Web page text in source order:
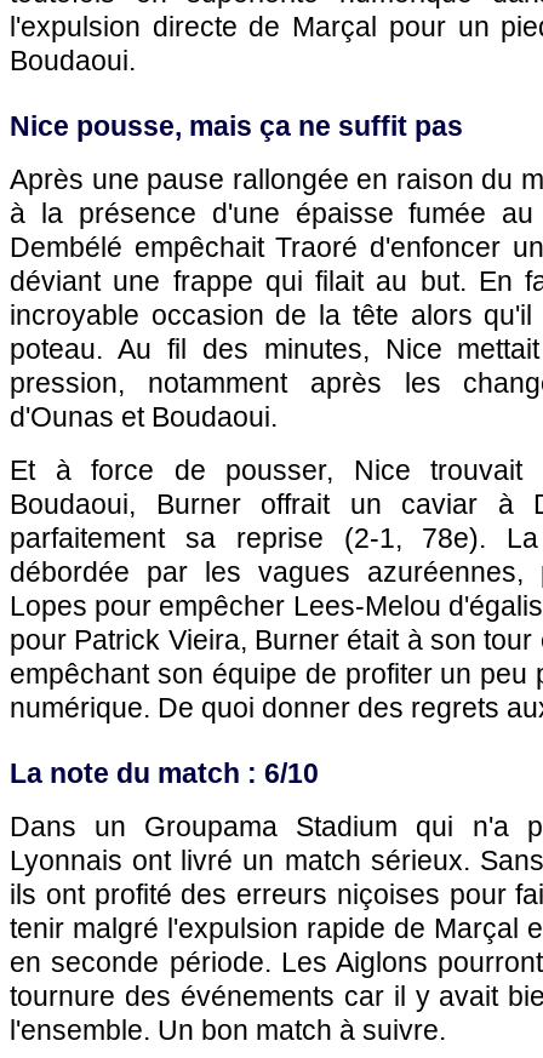
l'expulsion directe de Marçal pour un
Boudaoui.
Nice pousse, mais ça ne suffit pas
Après une pause rallongée en raison du
à la présence d'une épaisse fumée au
Dembélé empêchait Traoré d'enfoncer
déviant une frappe qui filait au but. En
incroyable occasion de la tête alors
poteau. Au fil des minutes, Nice
pression, notamment après les
d'Ounas et Boudaoui.
Et à force de pousser, Nice trouvait
Boudaoui, Burner offrait un caviar à
parfaitement sa reprise (2-1, 78e).
débordée par les vagues azuréennes,
Lopes pour empêcher Lees-Melou
pour Patrick Vieira, Burner était à son
empêchant son équipe de profiter un peu
numérique. De quoi donner des regrets
La note du match : 6/10
Dans un Groupama Stadium qui n'a
Lyonnais ont livré un match sérieux.
ils ont profité des erreurs niçoises pour
tenir malgré l'expulsion rapide de Marçal
en seconde période. Les Aiglons
tournure des événements car il y avait
l'ensemble. Un bon match à suivre.